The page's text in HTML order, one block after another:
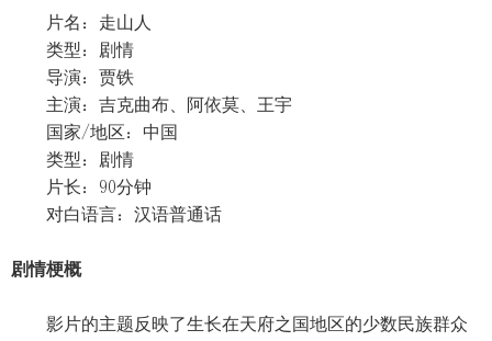
片名：走山人
类型：剧情
导演：贾铁
主演：吉克曲布、阿依莫、王宇
国家/地区：中国
类型：剧情
片长：90分钟
对白语言：汉语普通话
剧情梗概
影片的主题反映了生长在天府之国地区的少数民族群众